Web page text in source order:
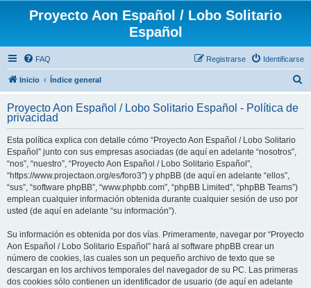
Proyecto Aon Español / Lobo Solitario
Español
FAQ Identificarse
Registrarse
Inicio Índice general
c
Proyecto Aon Español / Lobo Solitario Español - Política de
privacidad
Esta política explica con detalle cómo “Proyecto Aon Español / Lobo Solitario
Español” junto con sus empresas asociadas (de aquí en adelante “nosotros”,
“nos”, “nuestro”, “Proyecto Aon Español / Lobo Solitario Español”,
“https://www.projectaon.org/es/foro3”) y phpBB (de aquí en adelante “ellos”,
“sus”, “software phpBB”, “www.phpbb.com”, “phpBB Limited”, “phpBB Teams”)
emplean cualquier información obtenida durante cualquier sesión de uso por
usted (de aquí en adelante “su información”).
Su información es obtenida por dos vías. Primeramente, navegar por “Proyecto
Aon Español / Lobo Solitario Español” hará al software phpBB crear un
número de cookies, las cuales son un pequeño archivo de texto que se
descargan en los archivos temporales del navegador de su PC. Las primeras
dos cookies sólo contienen un identificador de usuario (de aquí en adelante